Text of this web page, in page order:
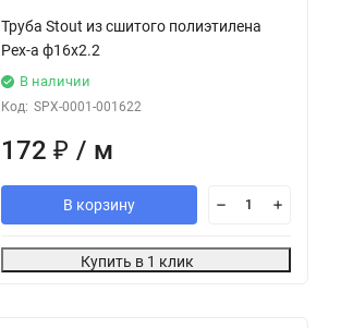
Труба Stout из сшитого полиэтилена
Pex-a ф16х2.2
В наличии
Код: SPX-0001-001622
172 ₽ / м
В корзину
Купить в 1 клик